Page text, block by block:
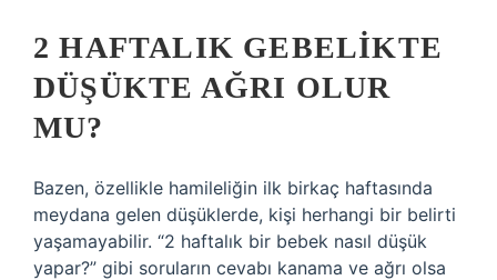
2 HAFTALIK GEBELIKTE
DÜŞÜKTE AĞRI OLUR
MU?
Bazen, özellikle hamileliğin ilk birkaç haftasında
meydana gelen düşüklerde, kişi herhangi bir belirti
yaşamayabilir. “2 haftalık bir bebek nasıl düşük
yapar?” gibi soruların cevabı kanama ve ağrı olsa